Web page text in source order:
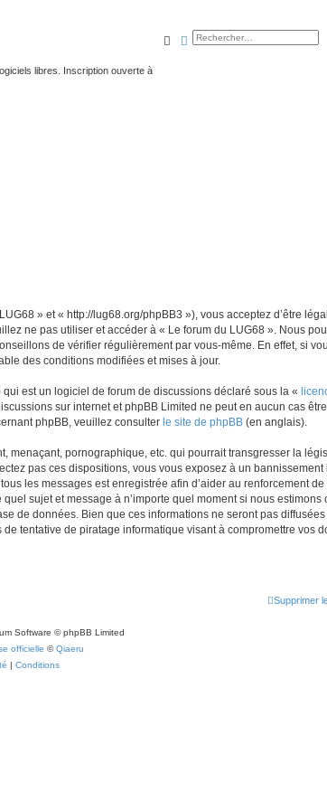
libres. Inscription ouverte à
Rechercher
Recherche avancée
» et « http://lug68.org/phpBB3 »), vous acceptez d’être
ne pas utiliser et accéder à « Le forum du LUG68 ». Nous
de vérifier régulièrement par vous-même. En effet, si
des conditions modifiées et mises à jour.
est un logiciel de forum de discussions déclaré sous la «
sur internet et phpBB Limited ne peut en aucun cas
phpBB, veuillez consulter le site de phpBB (en anglais).
pornographique, etc. qui pourrait transgresser la
pas ces dispositions, vous vous exposez à un
les messages est enregistrée afin d’aider au renforcement
sujet et message à n’importe quel moment si nous estimons
de données. Bien que ces informations ne seront pas
tentative de piratage informatique visant à compromettre vos
Supprimer
Software © phpBB Limited
officielle ©Qiaeru
| Conditions